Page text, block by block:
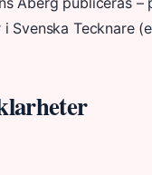
Svenska Tecknare